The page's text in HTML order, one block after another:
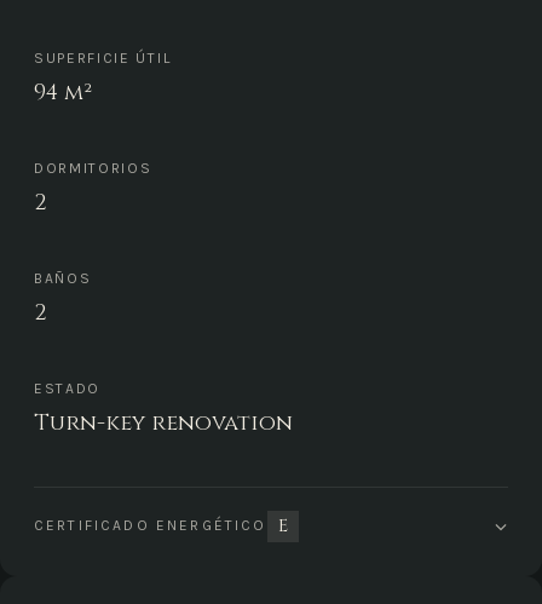
SUPERFICIE ÚTIL
94 m²
DORMITORIOS
2
BAÑOS
2
ESTADO
Turn-key renovation
CERTIFICADO ENERGÉTICO E